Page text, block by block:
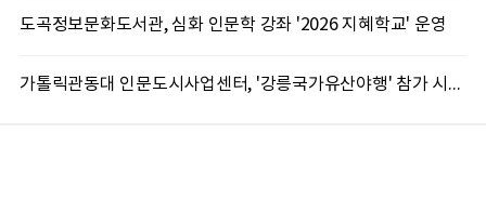
도곡정보문화도서관, 심화 인문학 강좌 '2026 지혜학교' 운영
가톨릭관동대 인문도시사업센터, '강릉국가유산야행' 참가 시민 15명 모집